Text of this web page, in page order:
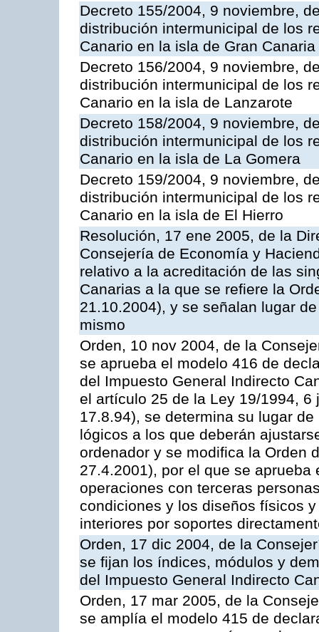
Decreto 155/2004, 9 noviembre,
distribución intermunicipal de los
Canario en la isla de Gran Canaria
Decreto 156/2004, 9 noviembre,
distribución intermunicipal de los
Canario en la isla de Lanzarote
Decreto 158/2004, 9 noviembre,
distribución intermunicipal de los
Canario en la isla de La Gomera
Decreto 159/2004, 9 noviembre,
distribución intermunicipal de los
Canario en la isla de El Hierro
Resolución, 17 ene 2005, de la
Consejería de Economía y
relativo a la acreditación de las
Canarias a la que se refiere la
21.10.2004), y se señalan lugar
mismo
Orden, 10 nov 2004, de la
se aprueba el modelo 416 de
del Impuesto General Indirecto
el artículo 25 de la Ley 19/1994, 6
17.8.94), se determina su lugar
lógicos a los que deberán
ordenador y se modifica la Orden
27.4.2001), por el que se
operaciones con terceras
condiciones y los diseños físicos
interiores por soportes
Orden, 17 dic 2004, de la
se fijan los índices, módulos y
del Impuesto General Indirecto
Orden, 17 mar 2005, de la
se amplía el modelo 415 de